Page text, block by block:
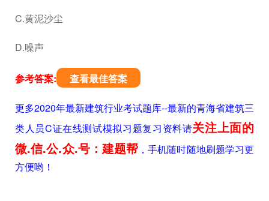
C.黄泥沙尘
D.噪声
参考答案: 查看最佳答案
更多2020年最新建筑行业考试题库--最新的青海省建筑三
类人员C证在线测试模拟习题复习资料请关注上面的
微.信.公.众.号：建题帮 ，手机随时随地刷题学习更
方便哟！